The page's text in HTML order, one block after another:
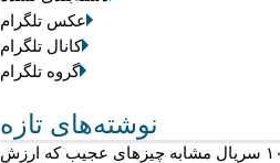
عکس تلگرام
کانال تلگرام
گروه تلگرام
نوشته‌های تازه
۱۰ سریال مشابه چیزهای عجیب که ارزش